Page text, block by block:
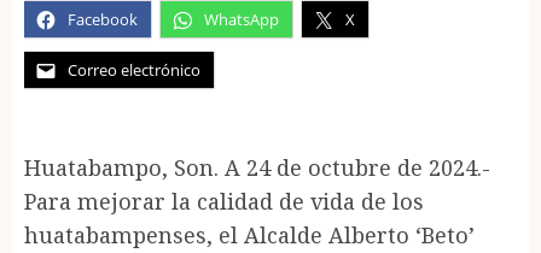
Facebook WhatsApp X
Correo electrónico
Huatabampo, Son. A 24 de octubre de 2024.-
Para mejorar la calidad de vida de los
huatabampenses, el Alcalde Alberto ‘Beto’